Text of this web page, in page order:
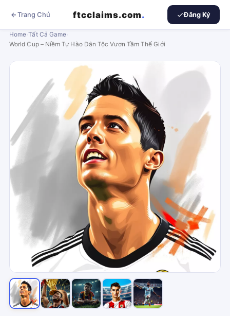
Trang Chủ ftcclaims.com. Đăng Ký
Home ›Tất Cả Game
World Cup – Niềm Tự Hào Dân Tộc Vươn Tầm Thế Giới